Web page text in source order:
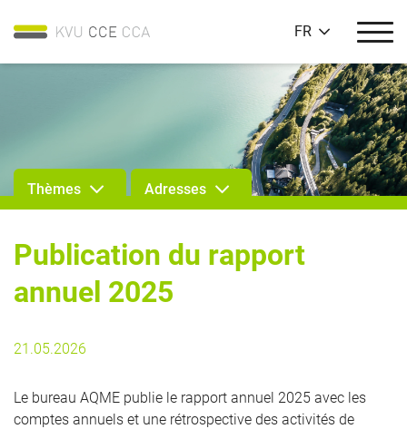
FR
Thèmes Adresses
Publication du rapport
annuel 2025
21.05.2026
Le bureau AQME publie le rapport annuel 2025 avec les
comptes annuels et une rétrospective des activités de